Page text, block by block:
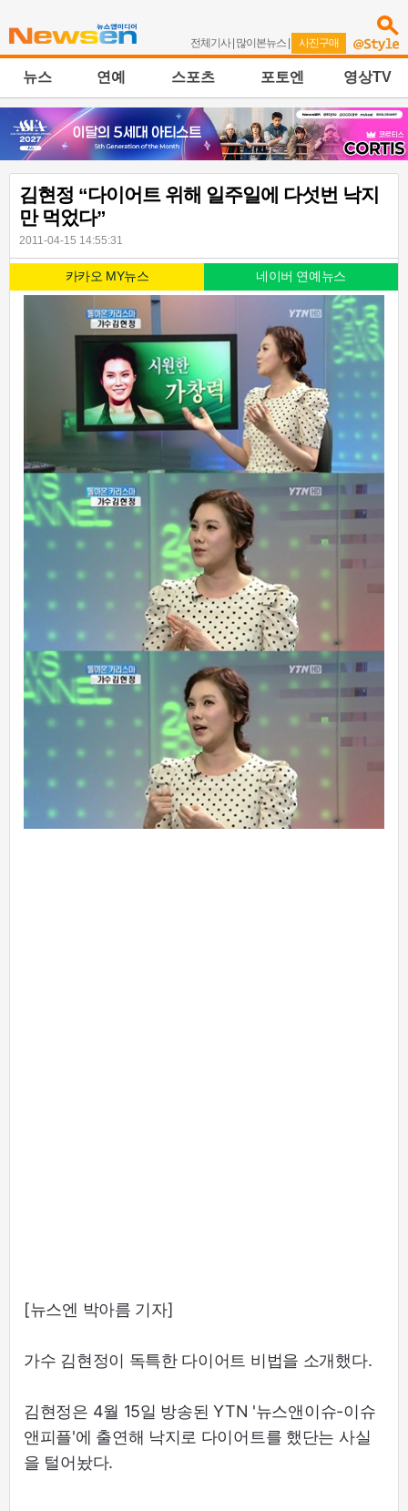
전체기사| 많이본뉴스 | 사진구매
뉴스 연예 스포츠 포토엔 영상TV
김현정 “다이어트 위해 일주일에 다섯번 낙지
만 먹었다”
2011-04-15 14:55:31
카카오 MY뉴스 네이버 연예뉴스
[뉴스엔 박아름 기자]
가수 김현정이 독특한 다이어트 비법을 소개했다.
김현정은 4월 15일 방송된 YTN '뉴스앤이슈-이슈
앤피플'에 출연해 낙지로 다이어트를 했단는 사실
을 털어놨다.